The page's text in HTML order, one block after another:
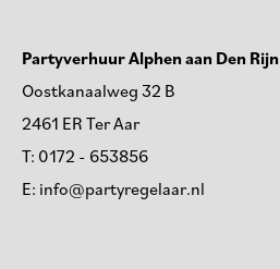
Partyverhuur Alphen aan Den Rijn
Oostkanaalweg 32 B
2461 ER Ter Aar
T: 0172 - 653856
E: info@partyregelaar.nl